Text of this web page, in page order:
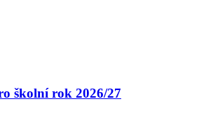
školní rok 2026/27